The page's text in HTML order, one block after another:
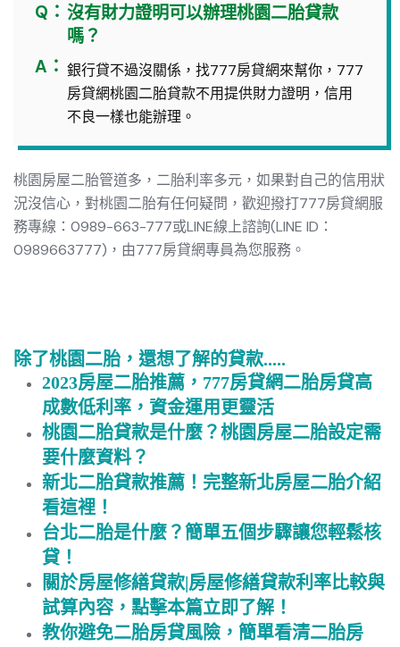
Q： 沒有財力證明可以辦理桃園二胎貸款
嗎？
A： 銀行貸不過沒關係，找777房貸網來幫你，777
房貸網桃園二胎貸款不用提供財力證明，信用
不良一樣也能辦理。
桃園房屋二胎管道多，二胎利率多元，如果對自己的信用狀
況沒信心，對桃園二胎有任何疑問，歡迎撥打777房貸網服
務專線： 0989-663-777或LINE線上諮詢(LINE ID：
0989663777)，由777房貸網專員為您服務。
除了桃園二胎，還想了解的貸款.....
2023房屋二胎推薦，777房貸網二胎房貸高
成數低利率，資金運用更靈活
桃園二胎貸款是什麼？桃園房屋二胎設定需
要什麼資料？
新北二胎貸款推薦！完整新北房屋二胎介紹
看這裡！
台北二胎是什麼？簡單五個步驟讓您輕鬆核
貸！
關於房屋修繕貸款|房屋修繕貸款利率比較與
試算內容，點擊本篇立即了解！
教你避免二胎房貸風險，簡單看清二胎房